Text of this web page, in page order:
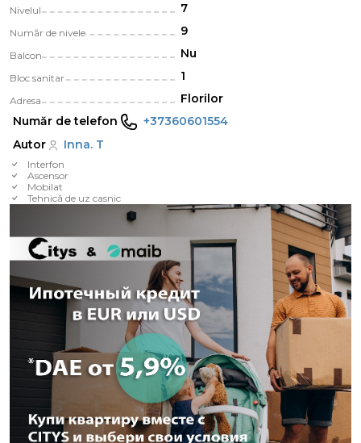
Nivelul 7
Număr de nivele 9
Balcon Nu
Bloc sanitar 1
Adresa
Florilor
Număr de telefon
+37360601554
Autor
Inna. T
Interfon
Ascensor
Mobilat
Tehnică de uz casnic